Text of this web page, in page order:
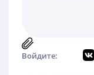
Войдите: